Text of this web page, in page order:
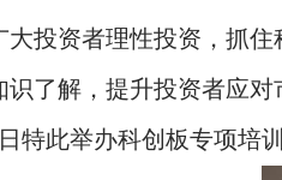
投资者理性投资，抓住
识了解，提升投资者应
特此举办科创板专项培